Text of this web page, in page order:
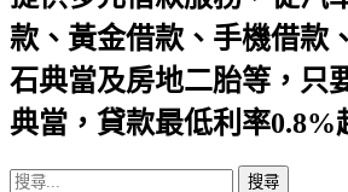
航
列
款、黃金借款、手機借款
石典當及房地二胎等，只
典當，貸款最低利率0.8%
搜